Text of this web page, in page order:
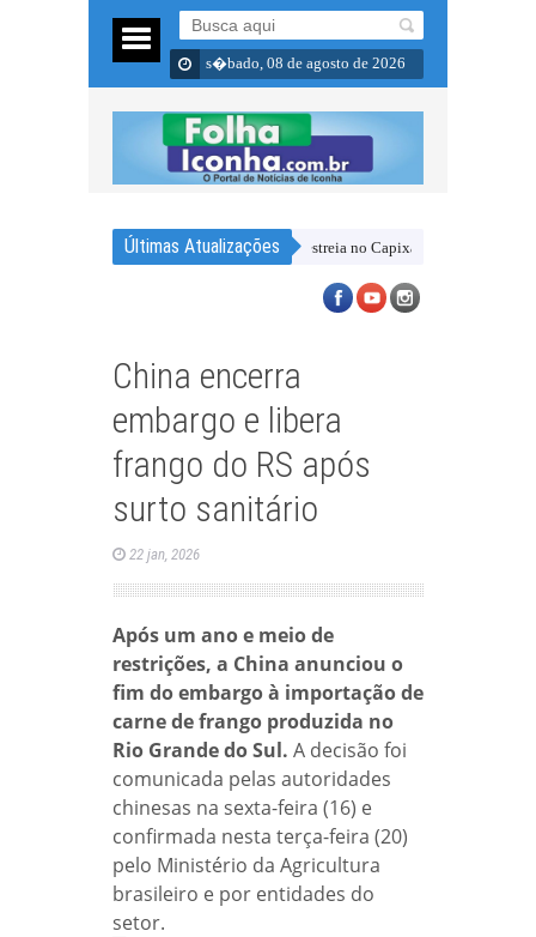
s�bado, 08 de agosto de 2026
Últimas Atualizações
amistosos e chega empolgado para a estreia no Capixabão Série B
China encerra
embargo e libera
frango do RS após
surto sanitário
22 jan, 2026
Após um ano e meio de
restrições, a China anunciou o
fim do embargo à importação de
carne de frango produzida no
Rio Grande do Sul. A decisão foi
comunicada pelas autoridades
chinesas na sexta-feira (16) e
confirmada nesta terça-feira (20)
pelo Ministério da Agricultura
brasileiro e por entidades do
setor.